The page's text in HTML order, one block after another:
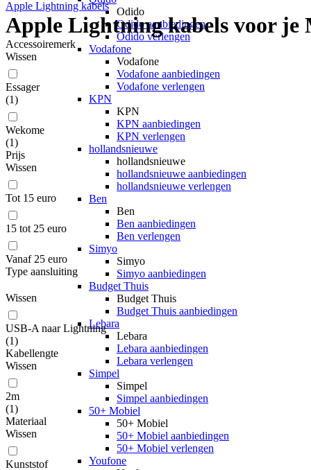
Odido
Odido aanbiedingen
Odido verlengen
Vodafone
Vodafone
Vodafone aanbiedingen
Vodafone verlengen
KPN
KPN
KPN aanbiedingen
KPN verlengen
hollandsnieuwe
hollandsnieuwe
hollandsnieuwe aanbiedingen
hollandsnieuwe verlengen
Ben
Ben
Ben aanbiedingen
Ben verlengen
Simyo
Simyo
Simyo aanbiedingen
Budget Thuis
Budget Thuis
Budget Thuis aanbiedingen
Lebara
Lebara
Lebara aanbiedingen
Lebara verlengen
Simpel
Simpel
Simpel aanbiedingen
50+ Mobiel
50+ Mobiel
50+ Mobiel aanbiedingen
50+ Mobiel verlengen
Youfone
Apple Lightning kabels
Apple Lightning kabels voor je
Accessoiremerk
Wissen
Essager
(1)
Wekome
(1)
Prijs
Wissen
Tot 15 euro
15 tot 25 euro
Vanaf 25 euro
Type aansluiting
Wissen
USB-A naar Lightning
(1)
Kabellengte
Wissen
2m
(1)
Materiaal
Wissen
Kunststof